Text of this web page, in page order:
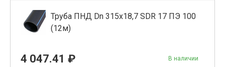
Труба ПНД Dn 315x18,7 SDR 17 ПЭ 100
(12м)
4 047.41 ₽ В наличии